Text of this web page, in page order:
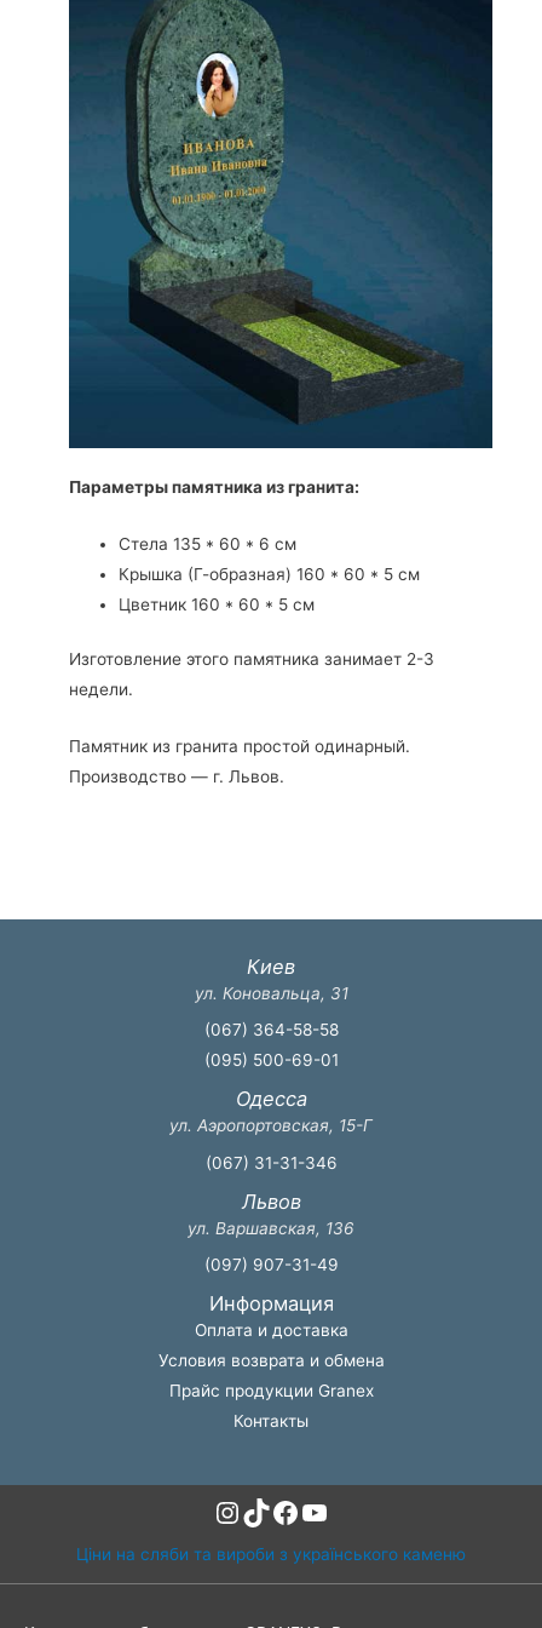
Параметры памятника из гранита:
Стела 135 * 60 * 6 см
Крышка (Г-образная) 160 * 60 * 5 см
Цветник 160 * 60 * 5 см
Изготовление этого памятника занимает 2-3
недели.
Памятник из гранита простой одинарный.
Производство — г. Львов.
Киев
ул. Коновальца, 31
(067) 364-58-58
(095) 500-69-01
Одесса
ул. Аэропортовская, 15-Г
(067) 31-31-346
Львов
ул. Варшавская, 136
(097) 907-31-49
Информация
Оплата и доставка
Условия возврата и обмена
Прайс продукции Granex
Контакты
Instagram
TikTok
Facebook
YouTube
Ціни на сляби та вироби з українського каменю